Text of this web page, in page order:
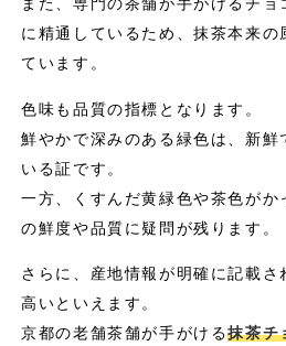
また、専門の茶舗が手がけるチ
に精通しているため、抹茶本来の
ています。
色味も品質の指標となります。
鮮やかで深みのある緑色は、新鮮
いる証です。
一方、くすんだ黄緑色や茶色がか
の鮮度や品質に疑問が残ります。
さらに、産地情報が明確に記載さ
高いといえます。
京都の老舗茶舗が手がける抹茶チ